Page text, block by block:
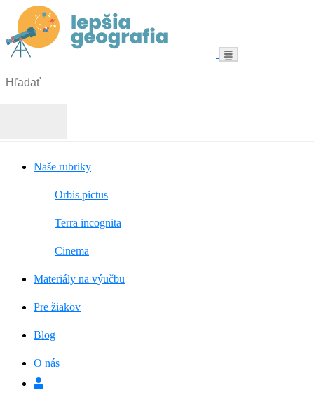
Menu
Naše rubriky
Orbis pictus
Terra incognita
Cinema
Materiály na výučbu
Pre žiakov
Blog
O nás